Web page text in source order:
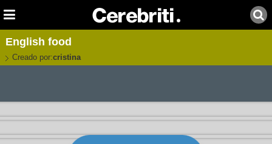
English food
Creado por:cristina